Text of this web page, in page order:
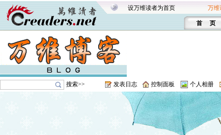
设万维读者为首页 万维
首 页
搜索>> 发表日志 控制面板 个人相册